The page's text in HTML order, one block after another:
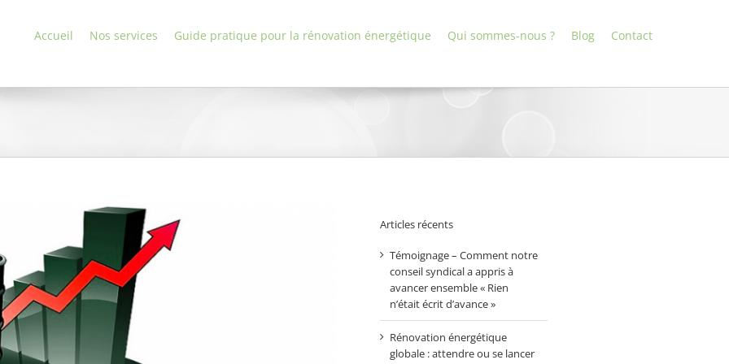
Accueil Nos services Guide pratique pour la rénovation énergétique Qui sommes-nous ? Blog Contact
Articles récents
Témoignage – Comment notre
conseil syndical a appris à
avancer ensemble « Rien
n’était écrit d’avance »
Rénovation énergétique
globale : attendre ou se lancer